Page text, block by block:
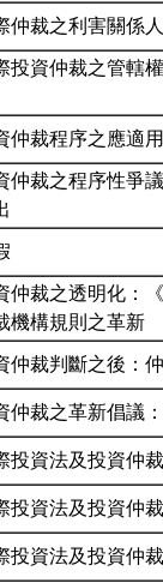
仲裁之利害關係
投資仲裁之管轄
仲裁程序之應適
仲裁之程序性爭
仲裁之透明化：
機構規則之革新
仲裁判斷之後：
仲裁之革新倡議
投資法及投資仲
投資法及投資仲
投資法及投資仲